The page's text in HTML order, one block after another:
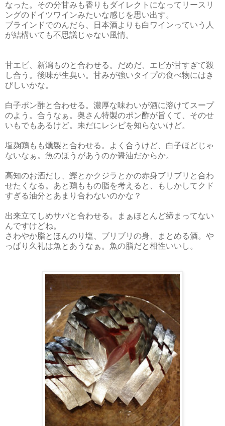
なった。その分甘みも香りもダイレクトになってリースリ
ングのドイツワインみたいな感じを思い出す。
ブラインドでのんだら、日本酒よりも白ワインっていう人
が結構いても不思議じゃない風情。
甘エビ、新潟ものと合わせる。だめだ、エビが甘すぎて殺
し合う。後味が生臭い。甘みが強いタイプの食べ物にはき
びしいかな。
白子ポン酢と合わせる。濃厚な味わいが酒に溶けてスープ
のよう。合うなぁ。奥さん特製のポン酢が旨くて、そのせ
いもでもあるけど。未だにレシピを知らないけど。
塩麹鶏もも燻製と合わせる。よく合うけど、白子ほどじゃ
ないなぁ。魚のほうがあうのか醤油だからか。
高知のお酒だし、鰹とかクジラとかの赤身ブリブリと合わ
せたくなる。あと鶏ももの脂を考えると、もしかしてクド
すぎる油分とあまり合わないのかな？
出来立てしめサバと合わせる。まぁほとんど締まってない
んですけどね。
さわやか脂とほんのり塩、ブリブリの身、まとめる酒。や
っぱり久礼は魚とあうなぁ。魚の脂だと相性いいし。